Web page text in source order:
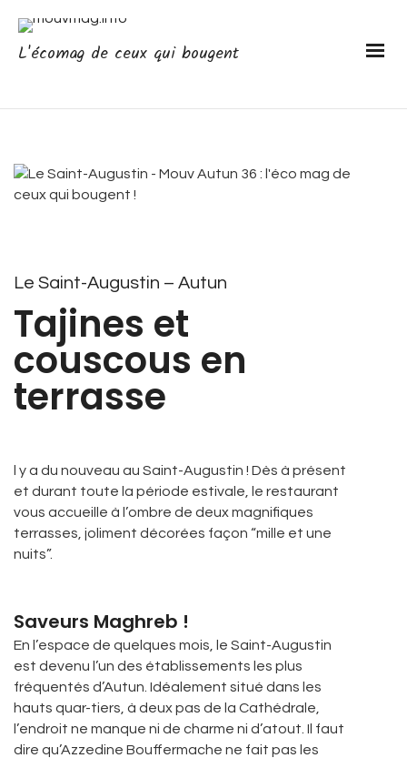
L'écomag de ceux qui bougent
Le Saint-Augustin – Autun
Tajines et
couscous en
terrasse
l y a du nouveau au Saint-Augustin ! Dès à présent
et durant toute la période estivale, le restaurant
vous accueille à l’ombre de deux magnifiques
terrasses, joliment décorées façon “mille et une
nuits”.
Saveurs Maghreb !
En l’espace de quelques mois, le Saint-Augustin
est devenu l’un des établissements les plus
fréquentés d’Autun. Idéalement situé dans les
hauts quar-tiers, à deux pas de la Cathédrale,
l’endroit ne manque ni de charme ni d’atout. Il faut
dire qu’Azzedine Bouffermache ne fait pas les